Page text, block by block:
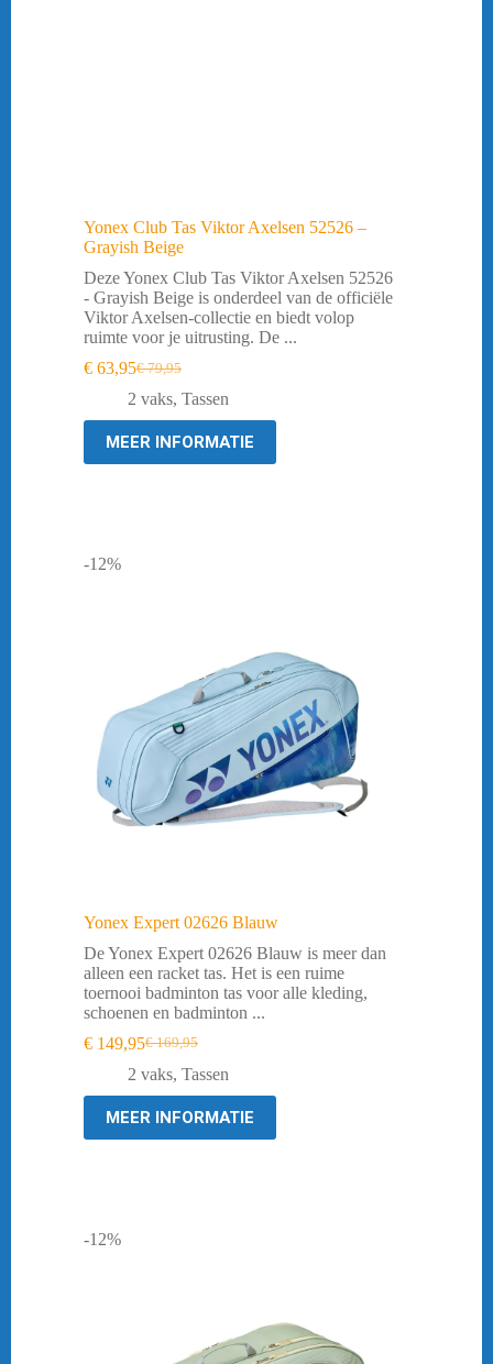
Yonex Club Tas Viktor Axelsen 52526 –
Grayish Beige
Deze Yonex Club Tas Viktor Axelsen 52526
- Grayish Beige is onderdeel van de officiële
Viktor Axelsen-collectie en biedt volop
ruimte voor je uitrusting. De ...
€79,95
Oorspronkelijke
prijs
was:
€ 79,95.
€ 63,95Huidige
prijs
is:
€ 63,95.
2 vaks, Tassen
MEER INFORMATIE
-12%
Yonex Expert 02626 Blauw
De Yonex Expert 02626 Blauw is meer dan
alleen een racket tas. Het is een ruime
toernooi badminton tas voor alle kleding,
schoenen en badminton ...
€169,95
Oorspronkelijke
prijs
€ 169,95.
€ 149,95Huidige
prijs
€ 149,95.
2 vaks, Tassen
MEER INFORMATIE
-12%